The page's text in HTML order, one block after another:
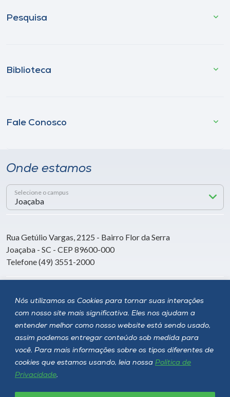
Nós utilizamos os Cookies para tornar suas interações
com nosso site mais significativa. Eles nos ajudam a
entender melhor como nosso website está sendo usado,
assim podemos entregar conteúdo sob medida para
você. Para mais informações sobre os tipos diferentes de
cookies que estamos usando, leia nossa Política de
Privacidade.
Pesquisa
Biblioteca
Fale Conosco
Onde estamos
Selecione o campus
Rua Getúlio Vargas, 2125 - Bairro Flor da Serra
Joaçaba - SC - CEP 89600-000
Telefone (49) 3551-2000
Siga a Unoesc